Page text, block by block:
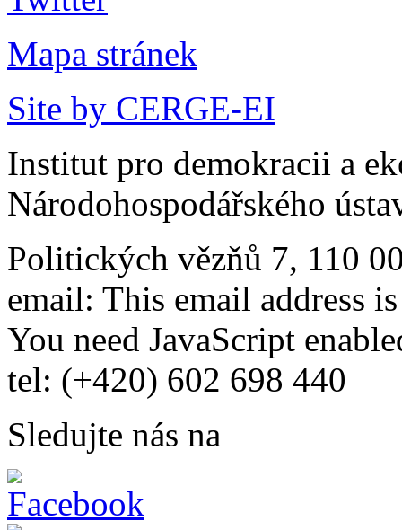
Mapa stránek
Site by CERGE-EI
Institut pro demokracii a
Národohospodářského
Politických vězňů 7, 110
email: This email address
You need JavaScript
tel: (+420) 602 698 440
Sledujte nás na